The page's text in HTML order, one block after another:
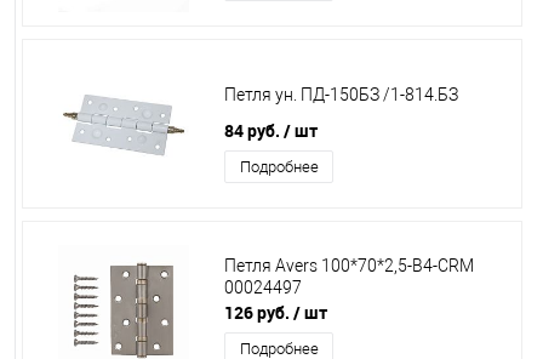
Петля ун. ПД-150БЗ /1-814.БЗ
84 руб. / шт
Подробнее
Петля Avers 100*70*2,5-B4-CRM
00024497
126 руб. / шт
Подробнее